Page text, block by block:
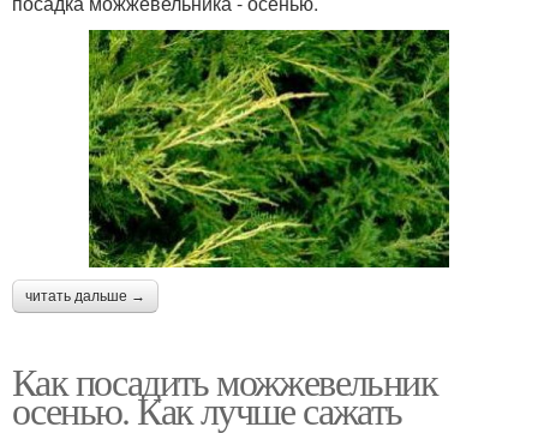
читать дальше →
Как посадить можжевельник
осенью. Как лучше сажать